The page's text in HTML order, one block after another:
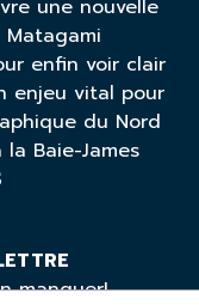
une nouvelle
enfin voir clair
enjeu vital pour
du Nord
Baie-James
manquer!